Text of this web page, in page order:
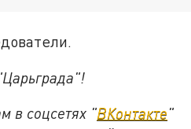
в соцсетях "ВКонтакте"